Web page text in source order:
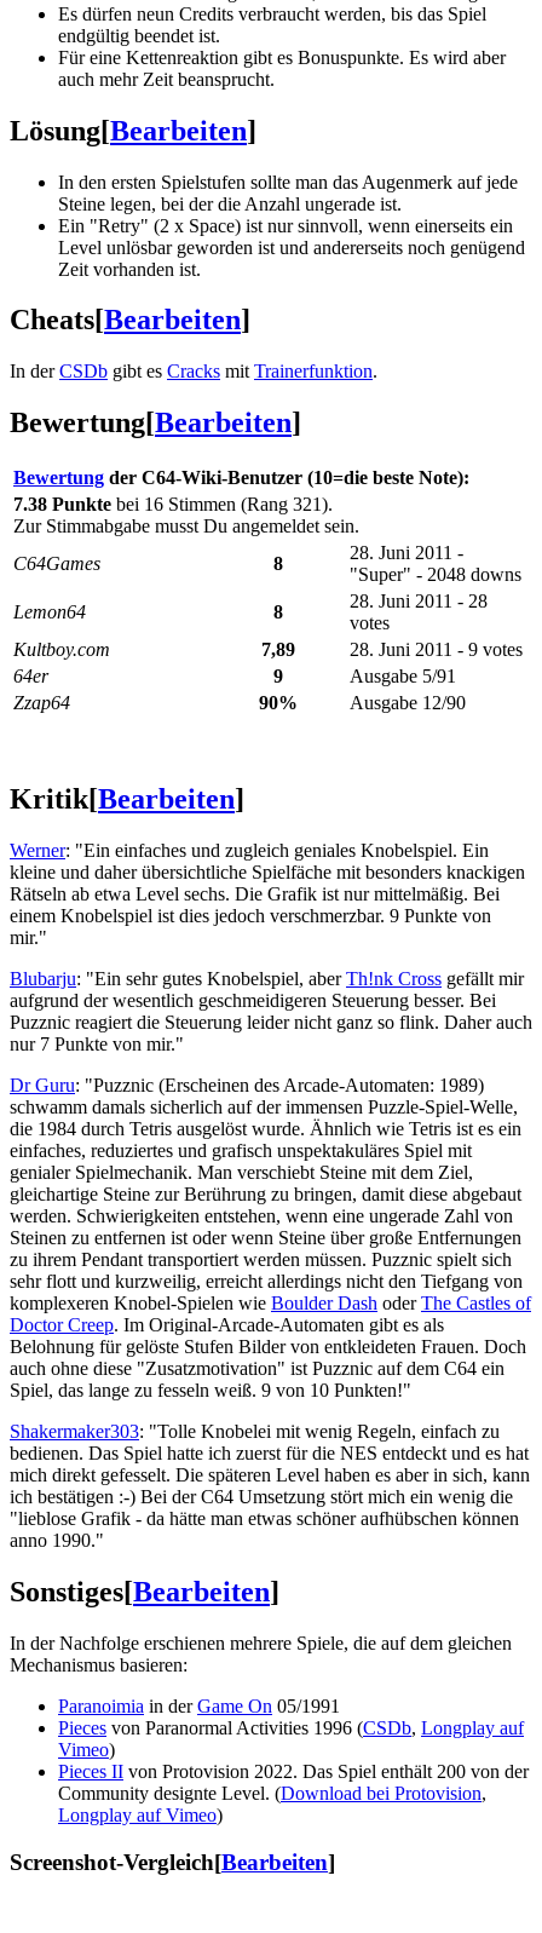
Es dürfen neun Credits verbraucht werden, bis das Spiel
endgültig beendet ist.
Für eine Kettenreaktion gibt es Bonuspunkte. Es wird aber
auch mehr Zeit beansprucht.
Lösung[Bearbeiten]
In den ersten Spielstufen sollte man das Augenmerk auf jede
Steine legen, bei der die Anzahl ungerade ist.
Ein "Retry" (2 x Space) ist nur sinnvoll, wenn einerseits ein
Level unlösbar geworden ist und andererseits noch genügend
Zeit vorhanden ist.
Cheats[Bearbeiten]
In derCSDb gibt es Cracks mit Trainerfunktion.
Bewertung[Bearbeiten]
Bewertung der C64-Wiki-Benutzer (10=die beste Note):
7.38 Punkte bei 16 Stimmen (Rang 321).
Zur Stimmabgabe musst Du angemeldet sein.
C64Games
8
28. Juni 2011 -
"Super" - 2048 downs
Lemon64
8
28. Juni 2011 - 28
votes
Kultboy.com
7,89
28. Juni 2011 - 9 votes
64er
9
Ausgabe 5/91
Zzap64
90% Ausgabe 12/90
Kritik[Bearbeiten]
Werner: "Ein einfaches und zugleich geniales Knobelspiel. Ein
kleine und daher übersichtliche Spielfäche mit besonders knackigen
Rätseln ab etwa Level sechs. Die Grafik ist nur mittelmäßig. Bei
einem Knobelspiel ist dies jedoch verschmerzbar. 9 Punkte von
mir."
Blubarju: "Ein sehr gutes Knobelspiel, aberTh!nk Cross gefällt mir
aufgrund der wesentlich geschmeidigeren Steuerung besser. Bei
Puzznic reagiert die Steuerung leider nicht ganz so flink. Daher auch
nur 7 Punkte von mir."
Dr Guru: "Puzznic (Erscheinen des Arcade-Automaten: 1989)
schwamm damals sicherlich auf der immensen Puzzle-Spiel-Welle,
die 1984 durch Tetris ausgelöst wurde. Ähnlich wie Tetris ist es ein
einfaches, reduziertes und grafisch unspektakuläres Spiel mit
genialer Spielmechanik. Man verschiebt Steine mit dem Ziel,
gleichartige Steine zur Berührung zu bringen, damit diese abgebaut
werden. Schwierigkeiten entstehen, wenn eine ungerade Zahl von
Steinen zu entfernen ist oder wenn Steine über große Entfernungen
zu ihrem Pendant transportiert werden müssen. Puzznic spielt sich
sehr flott und kurzweilig, erreicht allerdings nicht den Tiefgang von
komplexeren Knobel-Spielen wie Boulder Dash oderThe Castles of
Doctor Creep. Im Original-Arcade-Automaten gibt es als
Belohnung für gelöste Stufen Bilder von entkleideten Frauen. Doch
auch ohne diese "Zusatzmotivation" ist Puzznic auf dem C64 ein
Spiel, das lange zu fesseln weiß. 9 von 10 Punkten!"
Shakermaker303: "Tolle Knobelei mit wenig Regeln, einfach zu
bedienen. Das Spiel hatte ich zuerst für die NES entdeckt und es hat
mich direkt gefesselt. Die späteren Level haben es aber in sich, kann
ich bestätigen :-) Bei der C64 Umsetzung stört mich ein wenig die
"lieblose Grafik - da hätte man etwas schöner aufhübschen können
anno 1990."
Sonstiges[Bearbeiten]
In der Nachfolge erschienen mehrere Spiele, die auf dem gleichen
Mechanismus basieren:
Paranoimia in derGame On 05/1991
Pieces von Paranormal Activities 1996 (CSDb, Longplay auf
Vimeo)
Pieces II von Protovision 2022. Das Spiel enthält 200 von der
Community designte Level. (Download bei Protovision,
Longplay auf Vimeo)
Screenshot-Vergleich[Bearbeiten]